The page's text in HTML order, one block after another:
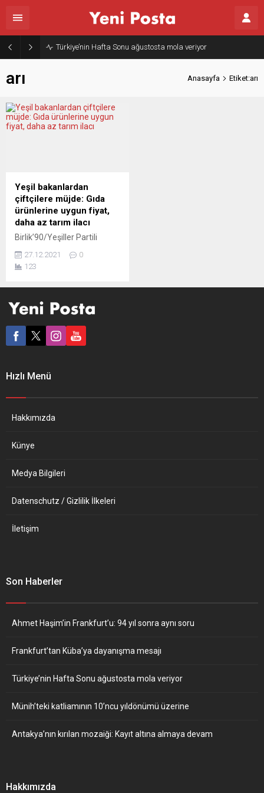
Türkiye’nin Hafta Sonu ağustosta mola veriyor
arı Anasayfa Etiket:arı
Yeşil bakanlardan
çiftçilere müjde: Gıda
ürünlerine uygun fiyat,
daha az tarım ilacı
Birlik’90/Yeşiller Partili
Özdemir ile Çevre Bakanı
Steffi Lemke, Almanya’da
verdiler. Alman
bakanlar, gıda ürünleri
fiyatlarına iklim değişikliğiyle
tarlalarda ise daha az tarım
27.12.2021
0
123
Hızlı Menü
Hakkımızda
Künye
Medya Bilgileri
Datenschutz / Gizlilik İlkeleri
İletişim
Son Haberler
Ahmet Haşim’in Frankfurt’u: 94 yıl sonra aynı soru
Frankfurt’tan Küba’ya dayanışma mesajı
Türkiye’nin Hafta Sonu ağustosta mola veriyor
Münih’teki katliamının 10’ncu yıldönümü üzerine
Antakya’nın kırılan mozaiği: Kayıt altına almaya devam
Hakkımızda